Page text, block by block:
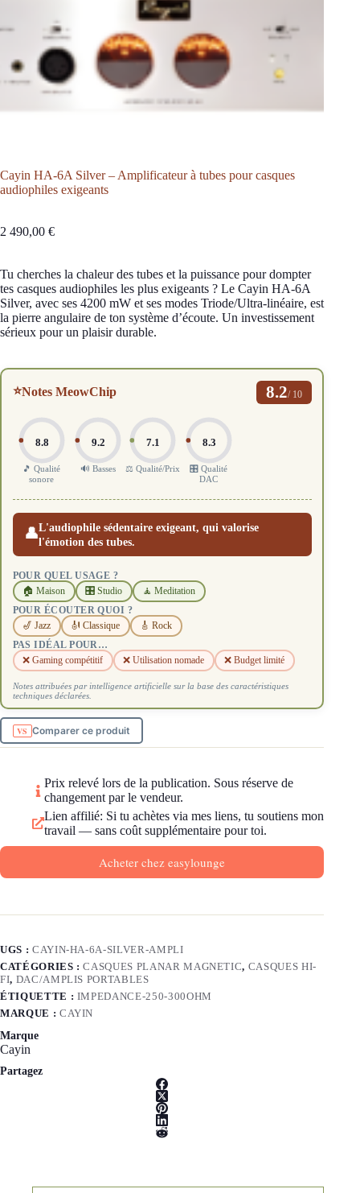
Cayin HA-6A Silver – Amplificateur à tubes pour casques
audiophiles exigeants
2 490,00 €
Tu cherches la chaleur des tubes et la puissance pour dompter
tes casques audiophiles les plus exigeants ? Le Cayin HA-6A
Silver, avec ses 4200 mW et ses modes Triode/Ultra-linéaire, est
la pierre angulaire de ton système d’écoute. Un investissement
sérieux pour un plaisir durable.
⭐Notes MeowChip 8.2/ 10
8.8
🎵 Qualité
sonore
9.2
🔊 Basses
7.1
⚖️ Qualité/Prix
8.3
🎛️ Qualité
DAC
👤L'audiophile sédentaire exigeant, qui valorise
l'émotion des tubes.
POUR QUEL USAGE ?
🏠 Maison 🎛️ Studio 🧘 Meditation
POUR ÉCOUTER QUOI ?
🎷 Jazz 🎻 Classique 🎸 Rock
PAS IDÉAL POUR…
❌ Gaming compétitif ❌ Utilisation nomade ❌ Budget limité
Notes attribuées par intelligence artificielle sur la base des caractéristiques
techniques déclarées.
Comparer ce produit
Prix relevé lors de la publication. Sous réserve de
changement par le vendeur.
Lien affilié: Si tu achètes via mes liens, tu soutiens mon
travail — sans coût supplémentaire pour toi.
Acheter chez easylounge
UGS : CAYIN-HA-6A-SILVER-AMPLI
CATÉGORIES :CASQUES PLANAR MAGNETIC, CASQUES HI-
FI, DAC/AMPLIS PORTABLES
ÉTIQUETTE : IMPEDANCE-250-300OHM
MARQUE : CAYIN
Marque
Cayin
Partagez